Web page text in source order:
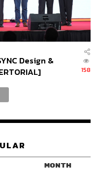
Technology/Singap
first-layoffs-since-202
asia/singapores-gra
since-pandemic-bloo
biggest-layoffs-job-c
รือใช้งานอยู่แล้วได้เลย
Design &
158
MONTH